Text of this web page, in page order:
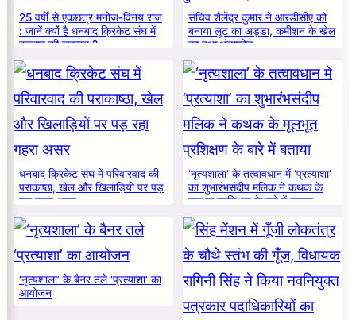
25 वर्षों से एकछत्र मनोज-विनय राज
: जानें क्यों है धनबाद क्रिकेट संघ में
बदलाव की जरूरत ?
सचिव शैलेंद्र कुमार ने आरडीसीए को
बनाया लूट का अड्डा, कमीशन के खेल
का हुआ भंडाफोड़
धनबाद क्रिकेट संघ में परिवारवाद की
पराकाष्ठा, खेल और खिलाड़ियों पर पड़
रहा गहरा असर
‘नृत्यशाला’ के तत्वावधान में ‘प्रत्याशा’
का शुभारंभसंदीप मलिक ने कथक के
मूलभूत प्रशिक्षण के बारे में बताया
‘नृत्यशाला’ के बैनर तले ‘प्रत्याशा’ का
आयोजन